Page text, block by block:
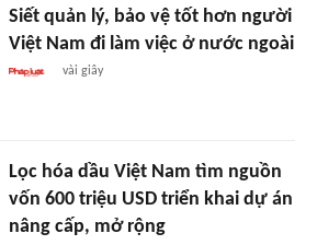
Siết quản lý, bảo vệ tốt hơn người
Việt Nam đi làm việc ở nước ngoài
vài giây
Lọc hóa dầu Việt Nam tìm nguồn
vốn 600 triệu USD triển khai dự án
nâng cấp, mở rộng